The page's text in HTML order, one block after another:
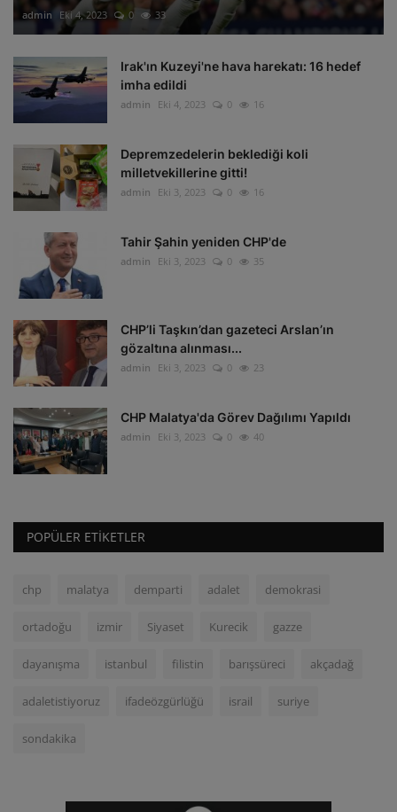
admin Eki 4, 2023 0 33
Irak'ın Kuzeyi'ne hava harekatı: 16 hedef
imha edildi
admin Eki 4, 2023 0 16
Depremzedelerin beklediği koli
milletvekillerine gitti!
admin Eki 3, 2023 0 16
Tahir Şahin yeniden CHP'de
admin Eki 3, 2023 0 35
CHP’li Taşkın’dan gazeteci Arslan’ın
gözaltına alınması...
admin Eki 3, 2023 0 23
CHP Malatya'da Görev Dağılımı Yapıldı
admin Eki 3, 2023 0 40
POPÜLER ETIKETLER
chp malatya demparti adalet demokrasi
ortadoğu izmir Siyaset Kurecik gazze
dayanışma istanbul filistin barışsüreci akçadağ
adaletistiyoruz ifadeözgürlüğü israil suriye
sondakika